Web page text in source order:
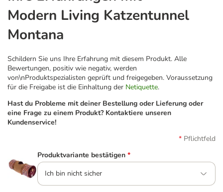
Modern Living Katzentunnel
Montana
Schildern Sie uns Ihre Erfahrung mit diesem Produkt. Alle
Bewertungen, positiv wie negativ, werden
von\nProduktspezialisten geprüft und freigegeben. Voraussetzung
für die Freigabe ist die Einhaltung der Netiquette.
Hast du Probleme mit deiner Bestellung oder Lieferung oder
eine Frage zu einem Produkt? Kontaktiere unseren
Kundenservice!
Pflichtfeld
Produktvariante bestätigen *
Ich bin nicht sicher